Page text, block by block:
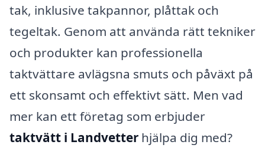
tak, inklusive takpannor, plåttak och
tegeltak. Genom att använda rätt tekniker
och produkter kan professionella
taktvättare avlägsna smuts och påväxt på
ett skonsamt och effektivt sätt. Men vad
mer kan ett företag som erbjuder
taktvätt i Landvetter hjälpa dig med?